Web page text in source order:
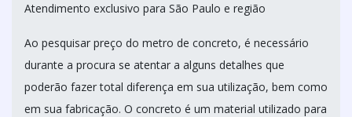
Atendimento exclusivo para São Paulo e região
Ao pesquisar preço do metro de concreto, é necessário
durante a procura se atentar a alguns detalhes que
poderão fazer total diferença em sua utilização, bem como
em sua fabricação. O concreto é um material utilizado para